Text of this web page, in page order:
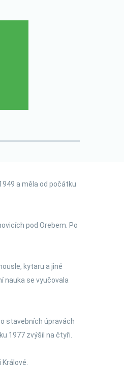
a měla od počátku
pod Orebem. Po
kytaru a jiné
nauka se vyučovala
stavebních úpravách
1977 zvýšil na čtyři.